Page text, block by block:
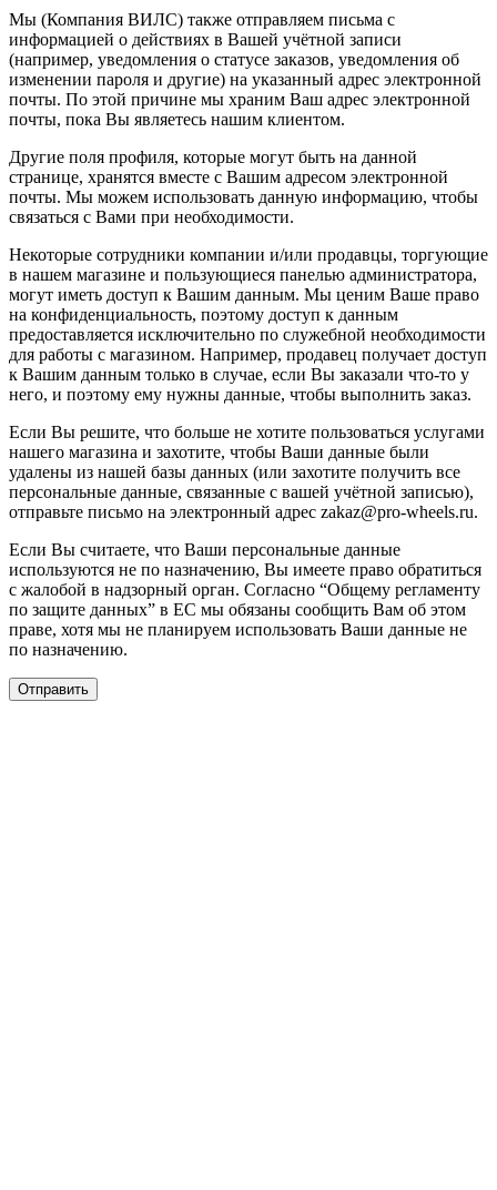
Мы (Компания ВИЛС) также отправляем письма с
информацией о действиях в Вашей учётной записи
(например, уведомления о статусе заказов, уведомления об
изменении пароля и другие) на указанный адрес электронной
почты. По этой причине мы храним Ваш адрес электронной
почты, пока Вы являетесь нашим клиентом.
Другие поля профиля, которые могут быть на данной
странице, хранятся вместе с Вашим адресом электронной
почты. Мы можем использовать данную информацию, чтобы
связаться с Вами при необходимости.
Некоторые сотрудники компании и/или продавцы, торгующие
в нашем магазине и пользующиеся панелью администратора,
могут иметь доступ к Вашим данным. Мы ценим Ваше право
на конфиденциальность, поэтому доступ к данным
предоставляется исключительно по служебной необходимости
для работы с магазином. Например, продавец получает доступ
к Вашим данным только в случае, если Вы заказали что-то у
него, и поэтому ему нужны данные, чтобы выполнить заказ.
Если Вы решите, что больше не хотите пользоваться услугами
нашего магазина и захотите, чтобы Ваши данные были
удалены из нашей базы данных (или захотите получить все
персональные данные, связанные с вашей учётной записью),
отправьте письмо на электронный адрес zakaz@pro-wheels.ru.
Если Вы считаете, что Ваши персональные данные
используются не по назначению, Вы имеете право обратиться
с жалобой в надзорный орган. Согласно “Общему регламенту
по защите данных” в ЕС мы обязаны сообщить Вам об этом
праве, хотя мы не планируем использовать Ваши данные не
по назначению.
Отправить